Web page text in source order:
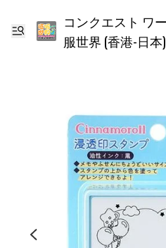
コンクエスト ワールド 征
服世界 (香港-日本)